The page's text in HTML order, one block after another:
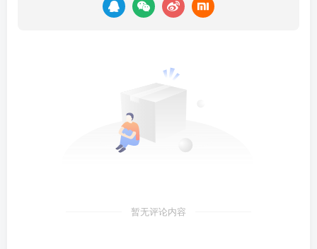
暂无评论内容